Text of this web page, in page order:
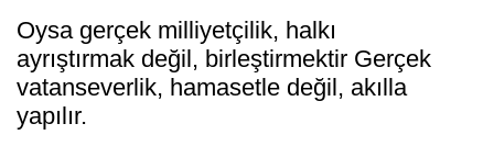
Oysa gerçek milliyetçilik, halkı
ayrıştırmak değil, birleştirmektir Gerçek
vatanseverlik, hamasetle değil, akılla
yapılır.